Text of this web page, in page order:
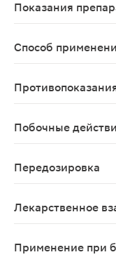
Показания
Способ
Побочные
Передозировка
Лекарственное
Применение при